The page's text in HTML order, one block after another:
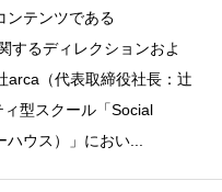
ンテンツである
するディレクションおよ
arca（代表取締役社長：辻
型スクール「Social
ウス）」におい...